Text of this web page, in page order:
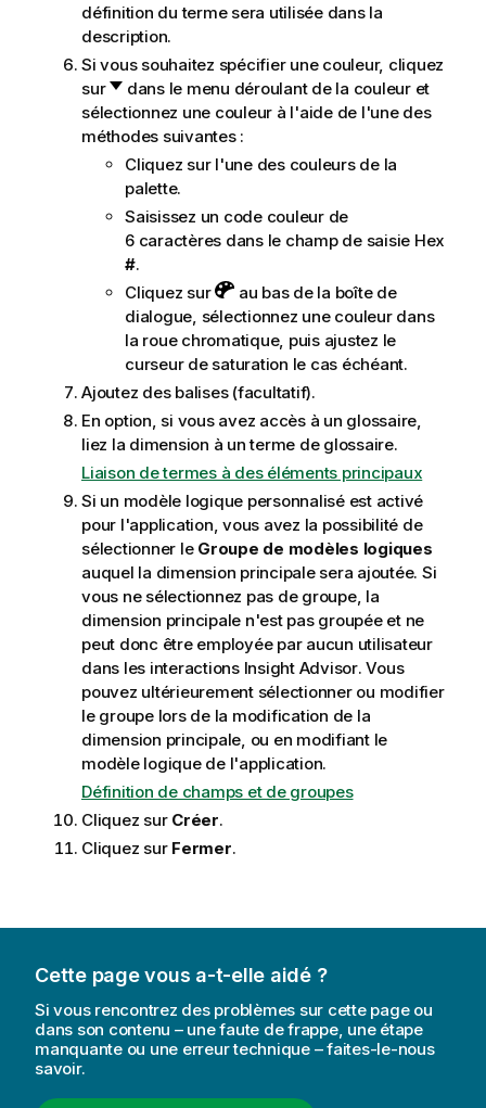
définition du terme sera utilisée dans la
description.
Si vous souhaitez spécifier une couleur, cliquez
sur
dans le menu déroulant de la couleur et
sélectionnez une couleur à l'aide de l'une des
méthodes suivantes :
Cliquez sur l'une des couleurs de la
palette.
Saisissez un code couleur de
6 caractères dans le champ de saisie Hex
#.
Cliquez sur
au bas de la boîte de
dialogue, sélectionnez une couleur dans
la roue chromatique, puis ajustez le
curseur de saturation le cas échéant.
Ajoutez des balises (facultatif).
En option, si vous avez accès à un glossaire,
liez la dimension à un terme de glossaire.
Liaison de termes à des éléments principaux
Si un modèle logique personnalisé est activé
pour l'application, vous avez la possibilité de
sélectionner le Groupe de modèles logiques
auquel la dimension principale sera ajoutée. Si
vous ne sélectionnez pas de groupe, la
dimension principale n'est pas groupée et ne
peut donc être employée par aucun utilisateur
dans les interactions Insight Advisor. Vous
pouvez ultérieurement sélectionner ou modifier
le groupe lors de la modification de la
dimension principale, ou en modifiant le
modèle logique de l'application.
Définition de champs et de groupes
Cliquez sur Créer.
Cliquez sur Fermer.
Cette page vous a-t-elle aidé ?
Si vous rencontrez des problèmes sur cette page ou
dans son contenu – une faute de frappe, une étape
manquante ou une erreur technique – faites-le-nous
savoir.